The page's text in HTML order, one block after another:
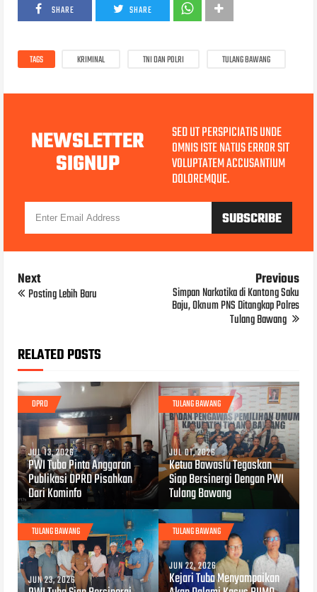
SHARE SHARE
TAGS KRIMINAL TNI DAN POLRI TULANG BAWANG
NEWSLETTER
SIGNUP
SED UT PERSPICIATIS UNDE
OMNIS ISTE NATUS ERROR SIT
VOLUPTATEM ACCUSANTIUM
DOLOREMQUE.
Next
Posting Lebih Baru
Previous
Simpan Narkotika di Kantong Saku
Baju, Oknum PNS Ditangkap Polres
Tulang Bawang
RELATED POSTS
DPRD
JUL 13, 2026
PWI Tuba Pinta Anggaran
Publikasi DPRD Pisahkan
Dari Kominfo
TULANG BAWANG
JUL 01, 2026
Ketua Bawaslu Tegaskan
Siap Bersinergi Dengan PWI
Tulang Bawang
TULANG BAWANG
JUN 23, 2026
TULANG BAWANG
JUN 22, 2026
Kejari Tuba Menyampaikan